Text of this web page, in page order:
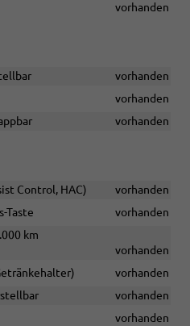
vorhanden
vorhanden
vorhanden
vorhanden
Control, HAC)
vorhanden
Taste
vorhanden
km
vorhanden
vorhanden
vorhanden
vorhanden